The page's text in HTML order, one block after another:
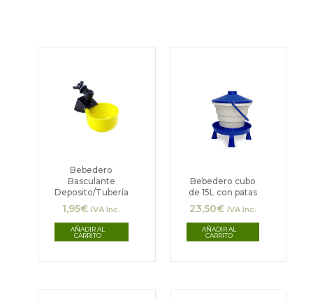
Bebedero
Basculante
Deposito/Tubería
1,95€ IVA Inc.
AÑADIR AL
CARRITO
Bebedero cubo
de 15L con patas
23,50€ IVA Inc.
AÑADIR AL
CARRITO